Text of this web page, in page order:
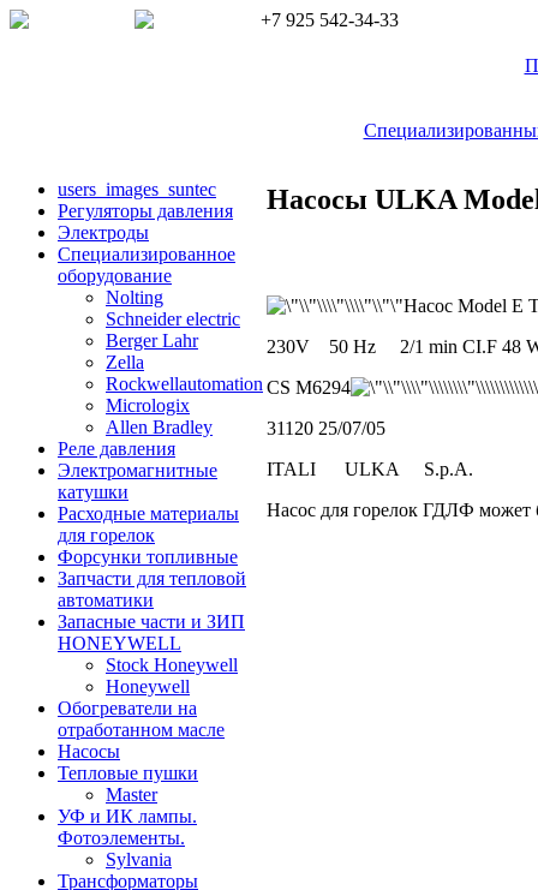
+7 925 542-34-33
users_images_suntec
Регуляторы давления
Электроды
Cпециализированное
оборудование
Nolting
Schneider electric
Berger Lahr
Zella
Rockwellautomation
Micrologix
Allen Bradley
Реле давления
Электромагнитные
катушки
Расходные материалы
для горелок
Форсунки топливные
Запчасти для тепловой
автоматики
Запасные части и ЗИП
HONEYWELL
Stock Honeywell
Honeywell
Обогреватели на
отработанном масле
Насосы
Тепловые пушки
Master
УФ и ИК лампы.
Фотоэлементы.
Sylvania
Трансформаторы
Насосы ULKA
Насос
230V 50 Hz 2/1 min CI.F 48
CS M6294
31120 25/07/05
ITALI ULKA S.p.A.
Насос для горелок ГДЛФ может